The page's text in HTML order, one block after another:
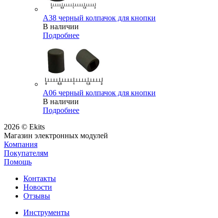
A38 черный колпачок для кнопки
В наличии
Подробнее
A06 черный колпачок для кнопки
В наличии
Подробнее
2026 © Ekits
Магазин электронных модулей
Компания
Покупателям
Помощь
Контакты
Новости
Отзывы
Инструменты